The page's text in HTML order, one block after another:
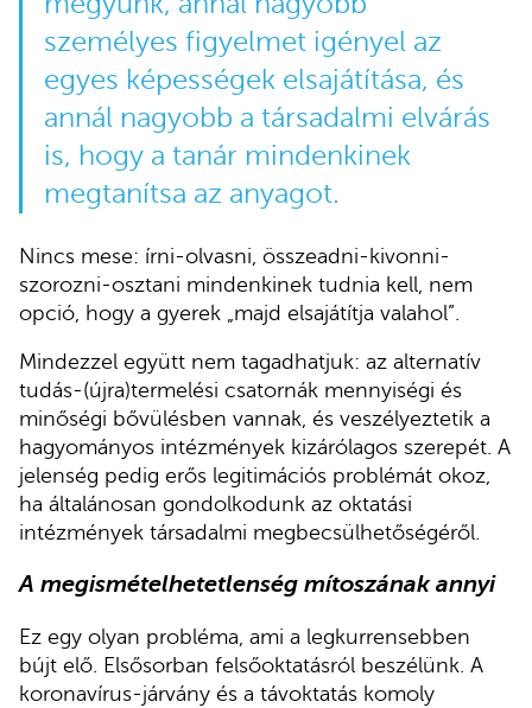
személyes figyelmet igényel az
egyes képességek elsajátítása, és
annál nagyobb a társadalmi elvárás
is, hogy a tanár mindenkinek
megtanítsa az anyagot.
Nincs mese: írni-olvasni, összeadni-kivonni-
szorozni-osztani mindenkinek tudnia kell, nem
opció, hogy a gyerek „majd elsajátítja valahol”.
Mindezzel együtt nem tagadhatjuk: az alternatív
tudás-(újra)termelési csatornák mennyiségi és
minőségi bővülésben vannak, és veszélyeztetik a
hagyományos intézmények kizárólagos szerepét. A
jelenség pedig erős legitimációs problémát okoz,
ha általánosan gondolkodunk az oktatási
intézmények társadalmi megbecsülhetőségéről.
A megismételhetetlenség mítoszának annyi
Ez egy olyan probléma, ami a legkurrensebben
bújt elő. Elsősorban felsőoktatásról beszélünk. A
koronavírus-járvány és a távoktatás komoly